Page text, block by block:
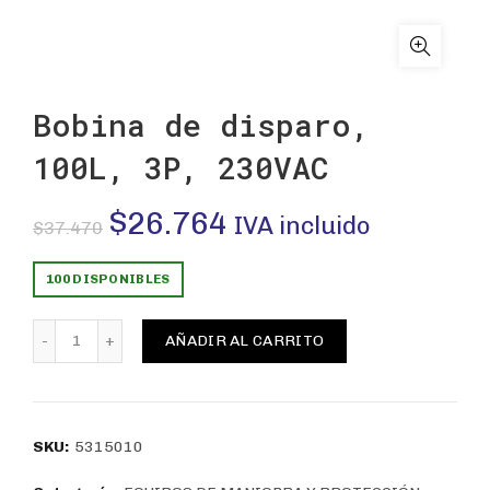
Bobina de disparo,
100L, 3P, 230VAC
$37.470 El
precio
original
era:
$26.764 El
actual
es:
IVA incluido
100 DISPONIBLES
Bobina de disparo, 100L, 3P, 230VAC cantidad
AÑADIR AL CARRITO
SKU: 5315010